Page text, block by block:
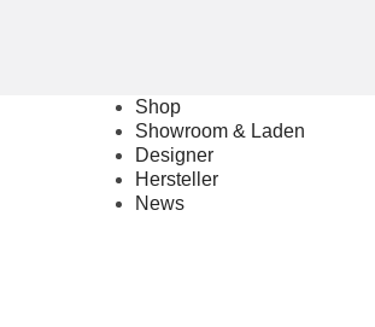
Shop
Showroom & Laden
Designer
Hersteller
News